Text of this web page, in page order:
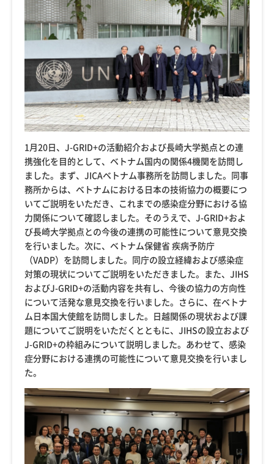
1月20日、J-GRID+の活動紹介および長崎大学拠点との連
携強化を目的として、ベトナム国内の関係4機関を訪問し
ました。まず、JICAベトナム事務所を訪問しました。同事
務所からは、ベトナムにおける日本の技術協力の概要につ
いてご説明をいただき、これまでの感染症分野における協
力関係について確認しました。そのうえで、J-GRID+およ
び長崎大学拠点との今後の連携の可能性について意見交換
を行いました。次に、ベトナム保健省 疾病予防庁
（VADP）を訪問しました。同庁の設立経緯および感染症
対策の現状についてご説明をいただきました。また、JIHS
およびJ-GRID+の活動内容を共有し、今後の協力の方向性
について活発な意見交換を行いました。さらに、在ベトナ
ム日本国大使館を訪問しました。日越関係の現状および課
題についてご説明をいただくとともに、JIHSの設立および
J-GRID+の枠組みについて説明しました。あわせて、感染
症分野における連携の可能性について意見交換を行いまし
た。